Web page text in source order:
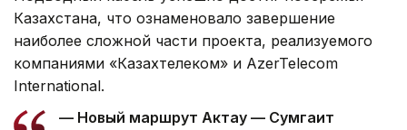
Казахстана, что ознаменовало завершение
наиболее сложной части проекта, реализуемого
компаниями «Казахтелеком» и AzerTelecom
International.
— Новый маршрут Актау — Сумгаит